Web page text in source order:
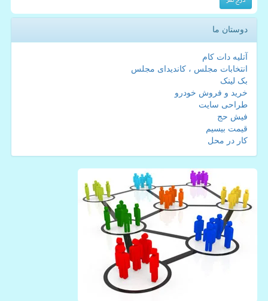
دوستان ما
آتلیه دات کام
انتخابات مجلس ، کاندیدای مجلس
بک لینک
خرید و فروش خودرو
طراحی سایت
فیش حج
قیمت بیسیم
کار در محل